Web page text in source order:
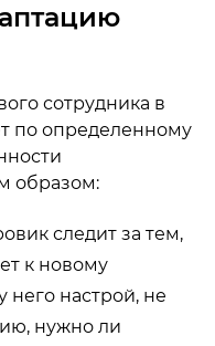
сотрудника в
по определенному
образом:
следит за тем,
к новому
него настрой, не
нужно ли